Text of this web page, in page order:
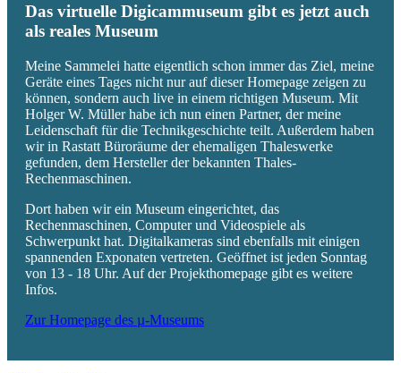
Das virtuelle Digicammuseum gibt es jetzt auch
als reales Museum
Meine Sammelei hatte eigentlich schon immer das Ziel, meine
Geräte eines Tages nicht nur auf dieser Homepage zeigen zu
können, sondern auch live in einem richtigen Museum. Mit
Holger W. Müller habe ich nun einen Partner, der meine
Leidenschaft für die Technikgeschichte teilt. Außerdem haben
wir in Rastatt Büroräume der ehemaligen Thaleswerke
gefunden, dem Hersteller der bekannten Thales-
Rechenmaschinen.
Dort haben wir ein Museum eingerichtet, das
Rechenmaschinen, Computer und Videospiele als
Schwerpunkt hat. Digitalkameras sind ebenfalls mit einigen
spannenden Exponaten vertreten. Geöffnet ist jeden Sonntag
von 13 - 18 Uhr. Auf der Projekthomepage gibt es weitere
Infos.
Zur Homepage des µ-Museums